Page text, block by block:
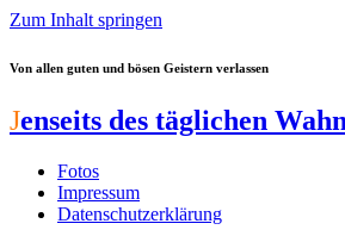
Zum Inhalt springen
Von allen guten und bösen Geistern verlassen
Jenseits des täglichen
Fotos
Impressum
Datenschutzerklärung